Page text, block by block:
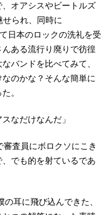
オアシスやビートルズ
られ、同時に
日本のロックの洗礼を受
ある流行り廃りで彷徨
バンドを比べてみて、
のかな？そんな簡単に
。
なだけなんだ」
査員にボロクソにこき
でも的を射ているであ
耳に飛び込んできた、